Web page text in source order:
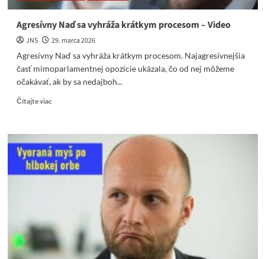
Agresívny Naď sa vyhráža krátkym procesom – Video
JNS
29. marca 2026
Agresívny Naď sa vyhráža krátkym procesom. Najagresívnejšia
časť mimoparlamentnej opozície ukázala, čo od nej môžeme
očakávať, ak by sa nedajboh...
Čítajte viacRead
Agresívny
Naď
sa
vyhráža
krátkym